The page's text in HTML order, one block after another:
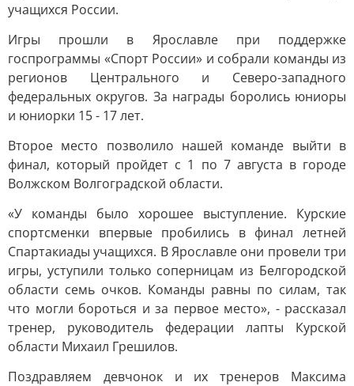
учащихся России.
Игры прошли в Ярославле при поддержке
госпрограммы «Спорт России» и собрали команды из
регионов Центрального и Северо-западного
федеральных округов. За награды боролись юниоры
и юниорки 15 - 17 лет.
Второе место позволило нашей команде выйти в
финал, который пройдет с 1 по 7 августа в городе
Волжском Волгоградской области.
«У команды было хорошее выступление. Курские
спортсменки впервые пробились в финал летней
Спартакиады учащихся. В Ярославле они провели три
игры, уступили только соперницам из Белгородской
области семь очков. Команды равны по силам, так
что могли бороться и за первое место», - рассказал
тренер, руководитель федерации лапты Курской
области Михаил Грешилов.
Поздравляем девчонок и их тренеров Максима